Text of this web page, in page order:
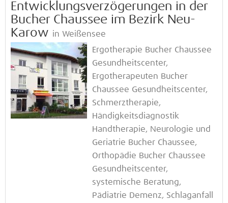
Entwicklungsverzögerungen in der
Bucher Chaussee im Bezirk Neu-
Karow in Weißensee
Ergotherapie Bucher Chaussee
Gesundheitscenter,
Ergotherapeuten Bucher
Chaussee Gesundheitscenter,
Schmerztherapie,
Händigkeitsdiagnostik
Handtherapie, Neurologie und
Geriatrie Bucher Chaussee,
Orthopädie Bucher Chaussee
Gesundheitscenter,
systemische Beratung,
Pädiatrie Demenz, Schlaganfall